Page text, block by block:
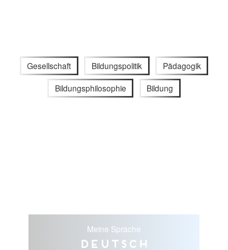
Gesellschaft Bildungspolitik Pädagogik
Bildungsphilosophie Bildung
Meine Sprache
Deutsch